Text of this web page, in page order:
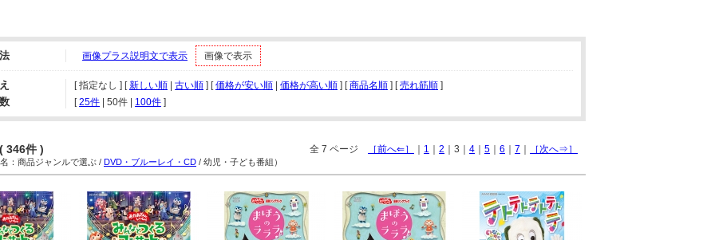
画像プラス説明文で表示 画像で表示
[ 指定なし ] [新しい順 古い順 ] [価格が安い順 価格が高い順 ] [商品名順 ] [売れ筋順 ]
[ 25件 50件 100件 ]
346件 ) 全 7 ページ ［前へ⇐］ 1 2 ｜3｜ 4 5 6 7 ［次へ⇒］
：商品ジャンルで選ぶ / DVD・ブルーレイ・CD / 幼児・子ども番組）